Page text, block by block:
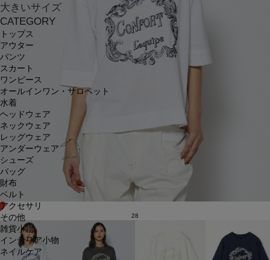
大きいサイズ
CATEGORY
トップス
アウター
パンツ
スカート
ワンピース
オールインワン・サロペット
水着
ヘッドウェア
ネックウェア
レッグウェア
アンダーウェア
シューズ
バッグ
財布
ベルト
アクセサリ
その他
雑貨小物
インテリア小物
ネイルケア
28